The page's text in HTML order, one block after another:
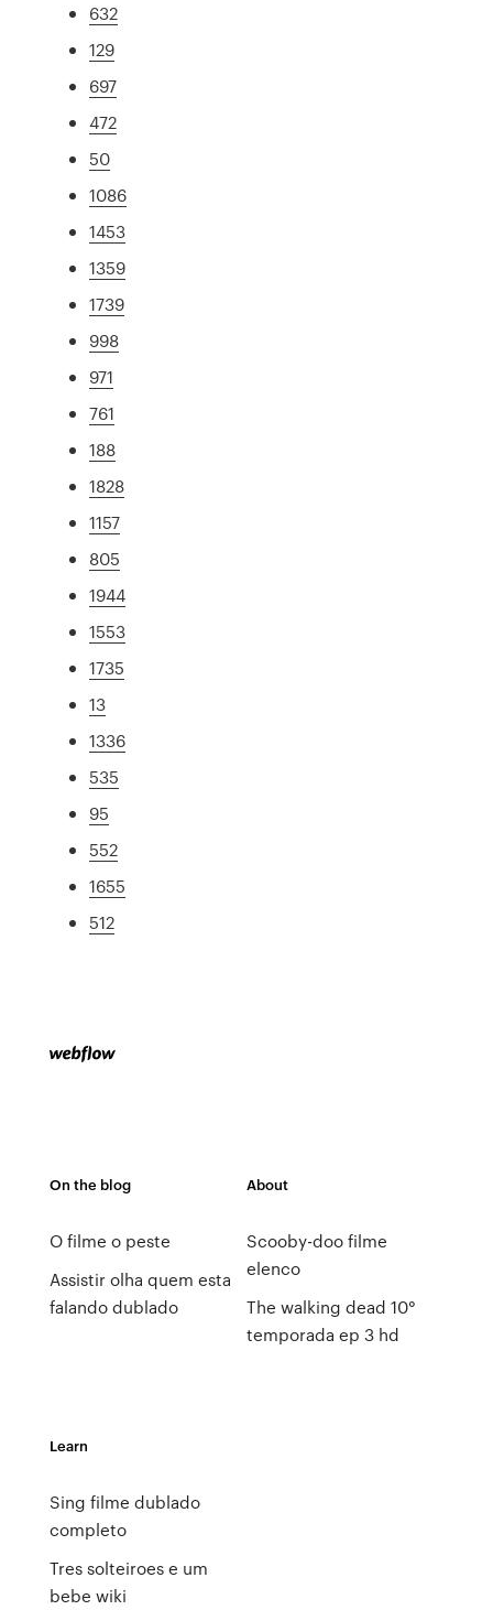
632
129
697
472
50
1086
1453
1359
1739
998
971
761
188
1828
1157
805
1944
1553
1735
13
1336
535
95
552
1655
512
On the blog
O filme o peste
Assistir olha quem esta
falando dublado
About
Scooby-doo filme
elenco
The walking dead 10°
temporada ep 3 hd
Learn
Sing filme dublado
completo
Tres solteiroes e um
bebe wiki